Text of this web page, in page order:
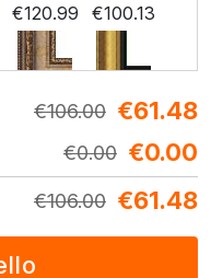
€120.99
€100.13
F8645-298
271.19
157.29
F6537-236
€143.87
€83.44
€201.65
€106.00 €61.48
€0.00 €0.00
€106.00 €61.48